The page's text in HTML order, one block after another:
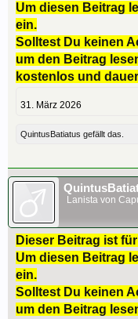
Um diesen Beitrag
ein.
Solltest Du keinen
um den Beitrag
kostenlos und
31. März 2026
QuintusBatiatus gefällt das.
Lanista von
Dieser Beitrag ist
Um diesen Beitrag
ein.
Solltest Du keinen
um den Beitrag